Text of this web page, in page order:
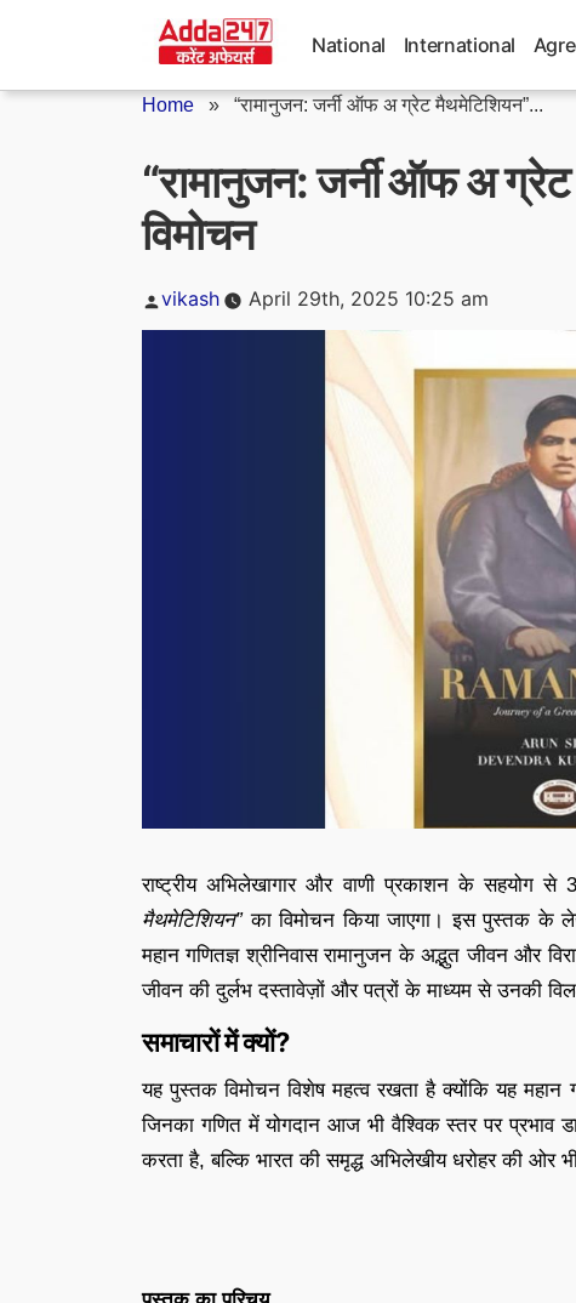
National International
Home » “रामानुजन: जर्नी ऑफ अ ग्रेट मैथमेटिशियन”...
“रामानुजन: जर्नी ऑफ अ
विमोचन
Posted
vikash April 29th, 2025 10:25 am
राष्ट्रीय अभिलेखागार और वाणी प्रकाशन के सहयोग
मैथमेटिशियन”का विमोचन किया जाएगा। इस पुस्तक के
महान गणितज्ञ श्रीनिवास रामानुजन के अद्भुत जीवन और
जीवन की दुर्लभ दस्तावेज़ों और पत्रों के माध्यम से उनकी
समाचारों में क्यों?
यह पुस्तक विमोचन विशेष महत्व रखता है क्योंकि यह महान
जिनका गणित में योगदान आज भी वैश्विक स्तर पर प्रभाव
करता है, बल्कि भारत की समृद्ध अभिलेखीय धरोहर की ओर